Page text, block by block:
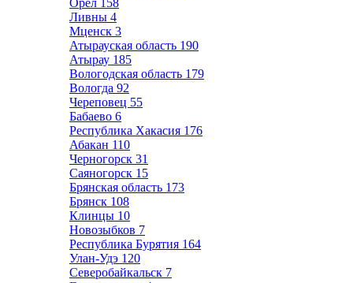
Орел 158
Ливны 4
Мценск 3
Атырауская область 190
Атырау 185
Вологодская область 179
Вологда 92
Череповец 55
Бабаево 6
Республика Хакасия 176
Абакан 110
Черногорск 31
Саяногорск 15
Брянская область 173
Брянск 108
Клинцы 10
Новозыбков 7
Республика Бурятия 164
Улан-Удэ 120
Северобайкальск 7